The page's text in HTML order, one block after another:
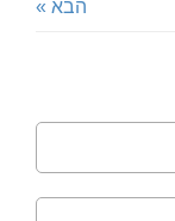
הבא »